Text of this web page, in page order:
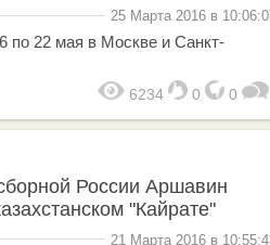
25 Марта 2016 в
по 22 мая в Москве и Санкт-
6234 0 0
России Аршавин
"Кайрате"
21 Марта 2016 в